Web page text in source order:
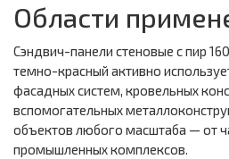
Области
Сэндвич-панели стеновые с пир
темно-красный активно
фасадных систем, кровельных
вспомогательных
объектов любого масштаба — от
промышленных комплексов.